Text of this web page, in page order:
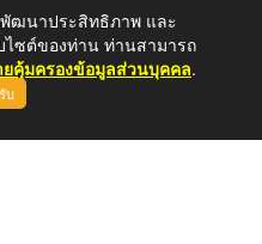
คาย 43000
ทรสาร: 042-414759
พัฒนาประสิทธิภาพ และ
ซต์ของท่าน ท่านสามารถ
คุ้มครองข้อมูลส่วนบุคคล.
บ